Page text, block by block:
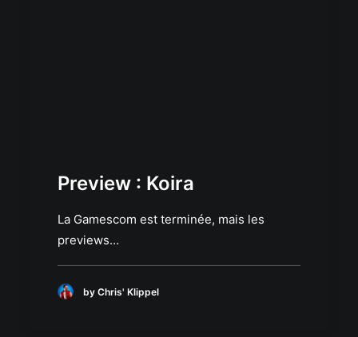
Preview : Koira
La Gamescom est terminée, mais les
previews…
by Chris' Klippel